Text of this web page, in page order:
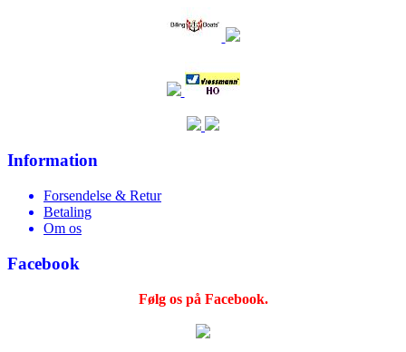
Information
Forsendelse & Retur
Betaling
Om os
Facebook
Følg os på Facebook.